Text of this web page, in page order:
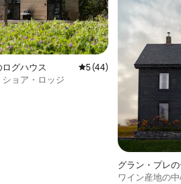
星の平均評価
グハウス レビュー44件、5つ星中
5 (44)
ョア・ロッジ
グラン・プレ
ワイン産地の